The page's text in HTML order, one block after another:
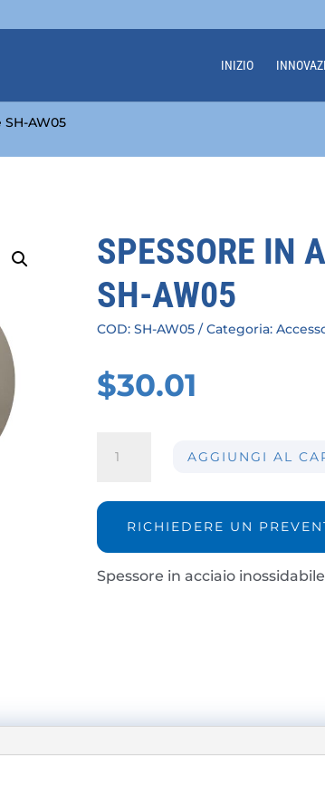
INIZIO
AW05
SPESSORE IN
SH-AW05
COD: SH-AW05 Categoria:
$30.01
inossidabile
AW05
AGGIUNGI AL
RICHIEDERE UN
Spessore in acciaio